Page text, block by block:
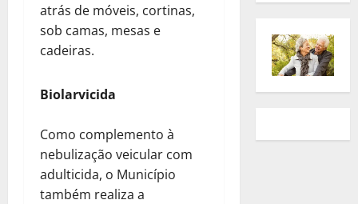
atrás de móveis, cortinas,
sob camas, mesas e
cadeiras.
Biolarvicida
Como complemento à
nebulização veicular com
adulticida, o Município
também realiza a